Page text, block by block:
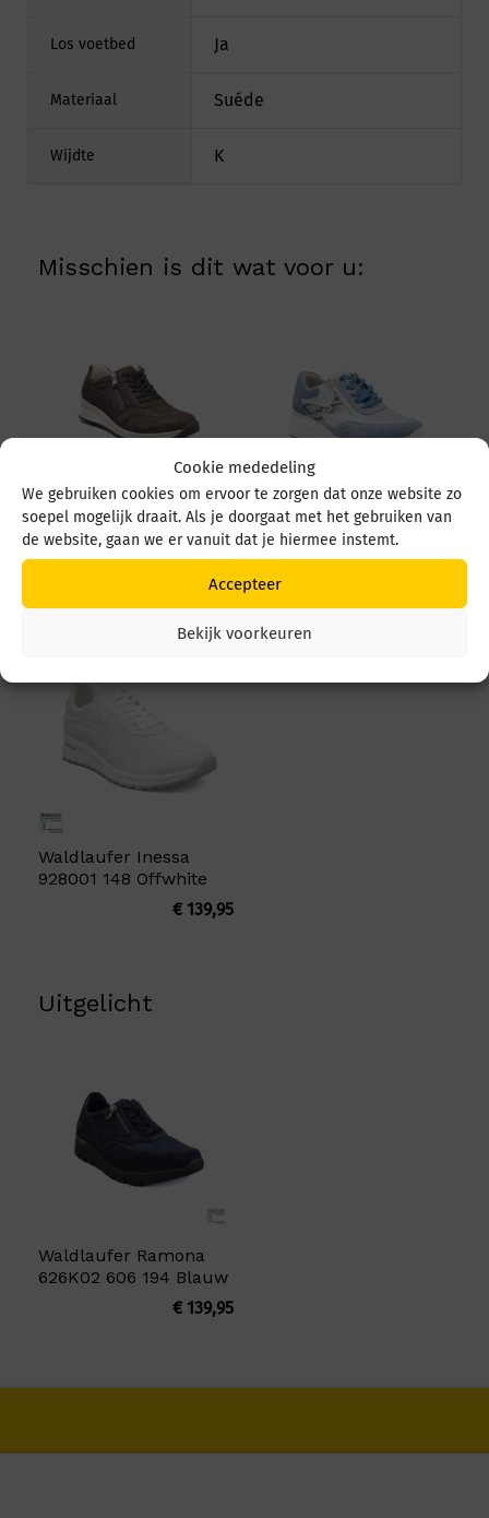
Cookie mededeling
We gebruiken cookies om ervoor te zorgen dat onze website zo
soepel mogelijk draait. Als je doorgaat met het gebruiken van
de website, gaan we er vanuit dat je hiermee instemt.
Accepteer
Bekijk voorkeuren
Los voetbed Ja
Materiaal Suéde
Wijdte K
Misschien is dit wat voor u:
Waldlaufer Inessa
928002 192 Brown
Waldlaufer Luana
669K01 504 524 Jeans
Sky Blau
Waldlaufer Inessa
928001 148 Offwhite
€139,95
Uitgelicht
Waldlaufer Ramona
626K02 606 194 Blauw
€139,95